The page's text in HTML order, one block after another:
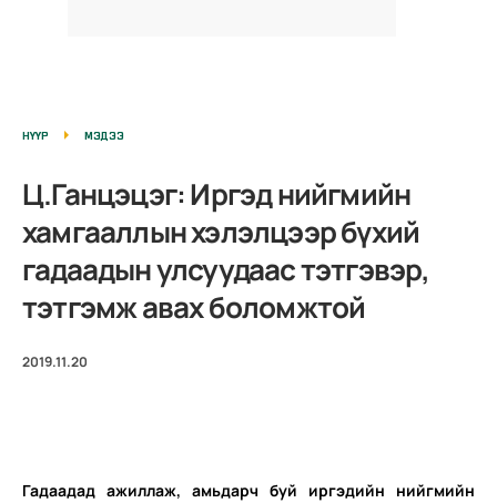
НҮҮР МЭДЭЭ
Ц.Ганцэцэг: Иргэд нийгмийн
хамгааллын хэлэлцээр бүхий
гадаадын улсуудаас тэтгэвэр,
тэтгэмж авах боломжтой
2019.11.20
Гадаадад ажиллаж, амьдарч буй иргэдийн нийгмийн